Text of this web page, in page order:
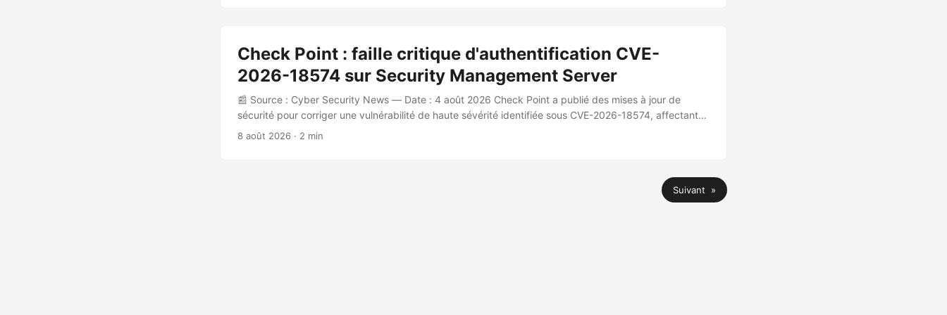
Check Point : faille critique d'authentification CVE-
2026-18574 sur Security Management Server
📰 Source : Cyber Security News — Date : 4 août 2026 Check Point a publié des mises à jour de
sécurité pour corriger une vulnérabilité de haute sévérité identifiée sous CVE-2026-18574, affectant
les environnements Security Management Server et Multi-Domain Security Management Server. 🔍
réussie permet la compromission totale du système de gestion de sécurité, incluant les politiques de
pare-feu, les configurations de passerelle, les accès administrateurs et l’infrastructure de sécurité
8 août 2026 · 2 min
Suivant »